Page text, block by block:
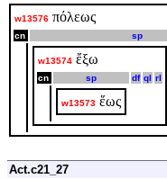
w13576 πόλεως
cn sp
w13574 ἔξω
cn sp df ql rl
w13573 ἕως
Act.c21_27